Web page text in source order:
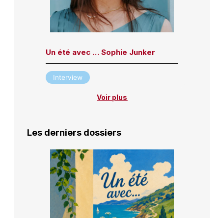
Un été avec … Sophie Junker
Interview
Voir plus
Les derniers dossiers